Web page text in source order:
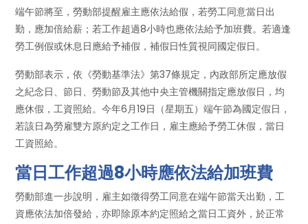
端午節將至，勞動部提醒雇主應依法給假，若勞工同意當日出
勤，應加倍給薪；若工作超過8小時也應依法給予加班費。若適逢
勞工例假或休息日應給予補假，補假日性質視同國定假日。
勞動部表示，依《勞動基準法》第37條規定，內政部所定應放假
之紀念日、節日、勞動節及其他中央主管機關指定應放假日，均
應休假，工資照給。今年6月19日（星期五）端午節為國定假日，
若該日為勞雇雙方原約定之工作日，雇主應給予勞工休假，當日
工資照給。
當日工作超過8小時應依法給加班費
勞動部進一步說明，雇主如徵得勞工同意在端午節當天出勤，工
資應依法加倍發給，亦即除原本約定照給之當日工資外，於正常